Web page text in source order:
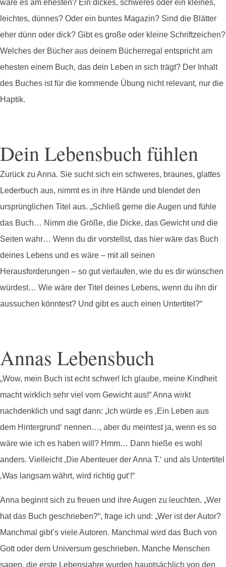
wäre es am ehesten? Ein dickes, schweres oder ein kleines,
leichtes, dünnes? Oder ein buntes Magazin? Sind die Blätter
eher dünn oder dick? Gibt es große oder kleine Schriftzeichen?
Welches der Bücher aus deinem Bücherregal entspricht am
ehesten einem Buch, das dein Leben in sich trägt? Der Inhalt
des Buches ist für die kommende Übung nicht relevant, nur die
Haptik.
Dein Lebensbuch fühlen
Zurück zu Anna. Sie sucht sich ein schweres, braunes, glattes
Lederbuch aus, nimmt es in ihre Hände und blendet den
ursprünglichen Titel aus. „Schließ gerne die Augen und fühle
das Buch… Nimm die Größe, die Dicke, das Gewicht und die
Seiten wahr… Wenn du dir vorstellst, das hier wäre das Buch
deines Lebens und es wäre – mit all seinen
Herausforderungen – so gut verlaufen, wie du es dir wünschen
würdest… Wie wäre der Titel deines Lebens, wenn du ihn dir
aussuchen könntest? Und gibt es auch einen Untertitel?“
Annas Lebensbuch
„Wow, mein Buch ist echt schwer! Ich glaube, meine Kindheit
macht wirklich sehr viel vom Gewicht aus!“ Anna wirkt
nachdenklich und sagt dann: „Ich würde es ‚Ein Leben aus
dem Hintergrund‘ nennen…, aber du meintest ja, wenn es so
wäre wie ich es haben will? Hmm… Dann hieße es wohl
anders. Vielleicht ‚Die Abenteuer der Anna T.‘ und als Untertitel
‚Was langsam währt, wird richtig gut‘!“
Anna beginnt sich zu freuen und ihre Augen zu leuchten. „Wer
hat das Buch geschrieben?“, frage ich und: „Wer ist der Autor?
Manchmal gibt’s viele Autoren. Manchmal wird das Buch von
Gott oder dem Universum geschrieben. Manche Menschen
sagen, die erste Lebensjahre wurden hauptsächlich von den